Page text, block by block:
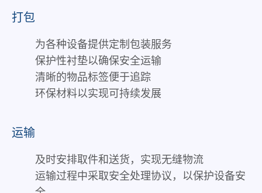
案的
创
新，
对环
境和
的影
响
打包
为各种设备提供定制包装服务
保护性衬垫以确保安全运输
清晰的物品标签便于追踪
环保材料以实现可持续发展
运输
及时安排取件和送货，实现无缝物流
运输过程中采取安全处理协议，以保护设备安